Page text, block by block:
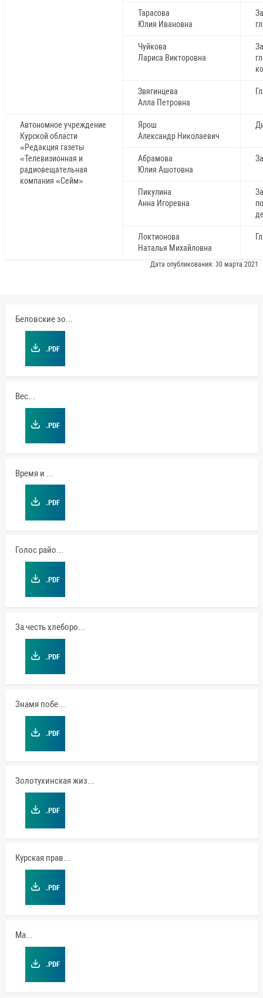
Тарасова
Юлия Ивановна
Чуйкова
Лариса Викторовна
Звягинцева
Алла Петровна
Автономное учреждение
Курской области
«Редакция газеты
«Телевизионная и
радиовещательная
компания «Сейм»
Ярош
Александр Николаевич
Абрамова
Юлия Ашотовна
Пикулина
Анна Игоревна
Локтионова
Наталья Михайловна
Дата опубликования: 30 марта 2021
Беловские зори
.PDF
Вести
.PDF
.PDF
Голос района
.PDF
За честь хлебороба
.PDF
Знамя победы
.PDF
Золотухинская жизнь
.PDF
Курская правда
.PDF
Маяк
.PDF